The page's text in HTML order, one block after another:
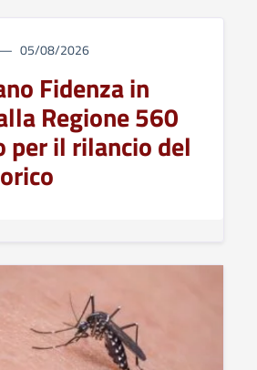
05/08/2026
Fidenza in
Regione 560
per il rilancio del